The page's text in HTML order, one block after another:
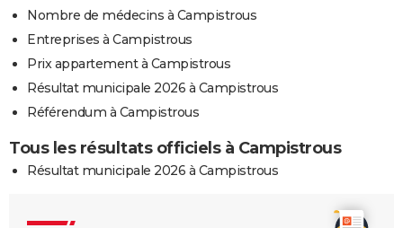
Nombre de médecins à Campistrous
Entreprises à Campistrous
Prix appartement à Campistrous
Résultat municipale 2026 à Campistrous
Référendum à Campistrous
Tous les résultats officiels à Campistrous
Résultat municipale 2026 à Campistrous